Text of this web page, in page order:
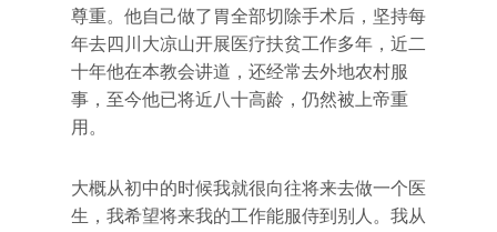
尊重。他自己做了胃全部切除手术后，坚持每
年去四川大凉山开展医疗扶贫工作多年，近二
十年他在本教会讲道，还经常去外地农村服
事，至今他已将近八十高龄，仍然被上帝重
用。
大概从初中的时候我就很向往将来去做一个医
生，我希望将来我的工作能服侍到别人。我从